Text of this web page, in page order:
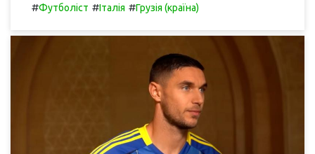
#Футболіст #Італія #Грузія (країна)